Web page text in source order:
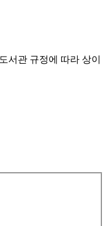
서관 규정에 따라 상이